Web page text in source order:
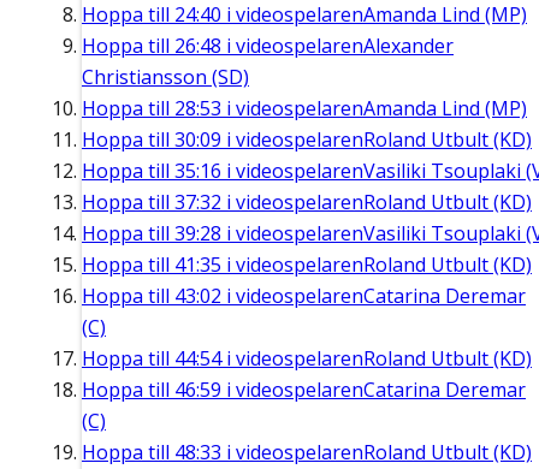
Hoppa till 24:40 i videospelarenAmanda Lind (MP)
Hoppa till 26:48 i videospelarenAlexander
Christiansson (SD)
Hoppa till 28:53 i videospelarenAmanda Lind (MP)
Hoppa till 30:09 i videospelarenRoland Utbult (KD)
Hoppa till 35:16 i videospelarenVasiliki Tsouplaki
Hoppa till 37:32 i videospelarenRoland Utbult (KD)
Hoppa till 39:28 i videospelarenVasiliki Tsouplaki
Hoppa till 41:35 i videospelarenRoland Utbult (KD)
Hoppa till 43:02 i videospelarenCatarina Deremar
(C)
Hoppa till 44:54i videospelarenRoland Utbult (KD)
Hoppa till 46:59 i videospelarenCatarina Deremar
(C)
Hoppa till 48:33 i videospelarenRoland Utbult (KD)